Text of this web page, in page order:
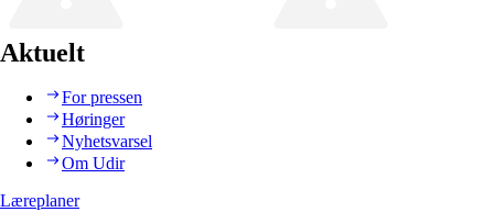
Aktuelt
For pressen
Høringer
Nyhetsvarsel
Om Udir
Læreplaner